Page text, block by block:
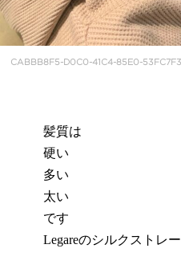
CABBB8F5-D0C0-41C4-85E0-
髪質は
硬い
多い
太い
です
Legareのシルクストレ